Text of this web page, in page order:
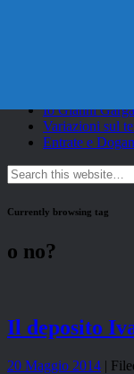
Privacy del
Io Gianni
Variazioni sul
Entrate e
Currently browsing tag
o no?
Il deposito
20 Maggio 2014 |